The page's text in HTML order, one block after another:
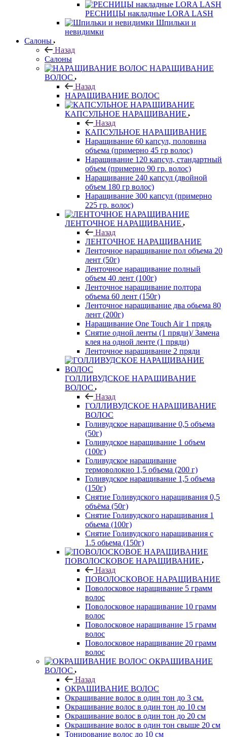
РЕСНИЦЫ накладные LORA LASH
Шпильки и
невидимки
Салоны
Назад
Салоны
НАРАЩИВАНИЕ
ВОЛОС
Назад
НАРАЩИВАНИЕ ВОЛОС
КАПСУЛЬНОЕ НАРАЩИВАНИЕ
Назад
КАПСУЛЬНОЕ НАРАЩИВАНИЕ
Наращивание 60 капсул, половина
объема (примерно 45 гр волос)
Наращивание 120 капсул, стандартный
объем (примерно 90 гр. волос)
Наращивание 240 капсул (двойной
объем 180 гр волос)
Наращивание 300 капсул (примерно
225 гр. волос)
ЛЕНТОЧНОЕ НАРАЩИВАНИЕ
Назад
ЛЕНТОЧНОЕ НАРАЩИВАНИЕ
Ленточное наращивание пол объема 20
лент (50г)
Ленточное наращивание полный
объем 40 лент (100г)
Ленточное наращивание полтора
объема 60 лент (150г)
Ленточное наращивание два обьема 80
лент (200г)
Наращивание One Touch Air 1 прядь
Снятие одной ленты (1 пряди)/ Замена
клея на одной ленте (1 пряди)
Ленточное наращивание 2 пряди
ГОЛЛИВУДСКОЕ НАРАЩИВАНИЕ
ВОЛОС
Назад
ГОЛЛИВУДСКОЕ НАРАЩИВАНИЕ
ВОЛОС
Голивудское наращивание 0,5 объема
(50г)
Голивудское наращивание 1 объем
(100г)
Голивудское наращивание
термоволокно 1,5 объема (200 г)
Голивудское наращивание 1,5 объема
(150г)
Снятие Голивудского наращивания 0,5
объёма (50г)
Снятие Голивудского наращивания 1
обьема (100г)
Снятие Голивудского наращивания с
1.5 обьема (150г)
ПОВОЛОСКОВОЕ НАРАЩИВАНИЕ
Назад
ПОВОЛОСКОВОЕ НАРАЩИВАНИЕ
Поволосковое наращивание 5 грамм
волос
Поволосковое наращивание 10 грамм
волос
Поволосковое наращивание 15 грамм
волос
Поволосковое наращивание 20 грамм
волос
ОКРАШИВАНИЕ
ВОЛОС
Назад
ОКРАШИВАНИЕ ВОЛОС
Окрашивание волос в один тон до 3 см.
Окрашивание волос в один тон до 10 см
Окрашивание волос в один тон до 20 см
Окрашивание волос в один тон свыше 20 см
Тонирование волос до 10 см